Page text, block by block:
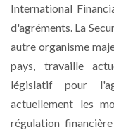
International
d'agréments. La
autre organisme
pays, travaille
législatif pour
actuellement les
régulation